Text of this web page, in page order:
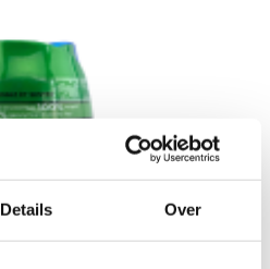
Details Over